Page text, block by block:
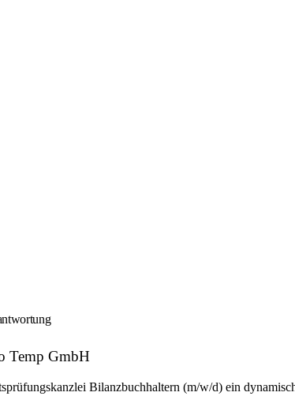
Temp GmbH
Bilanzbuchhaltern (m/w/d) ein